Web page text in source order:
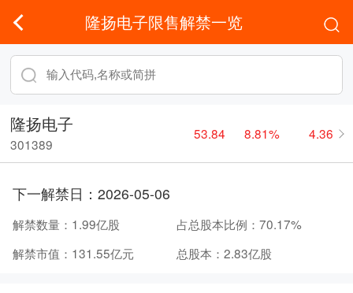
隆扬电子限售解禁一览
隆扬电子
301389
53.84 8.81% 4.36
下一解禁日： 2026-05-06
解禁数量： 1.99亿股 占总股本比例： 70.17%
解禁市值： 131.55亿元 总股本： 2.83亿股